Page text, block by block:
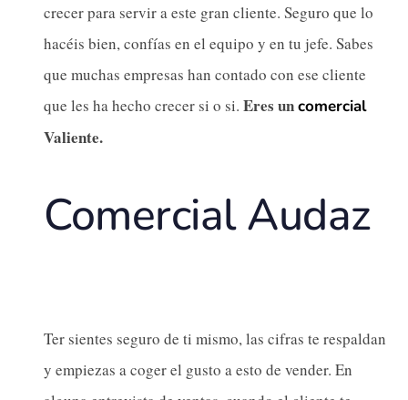
crecer para servir a este gran cliente. Seguro que lo
hacéis bien, confías en el equipo y en tu jefe. Sabes
que muchas empresas han contado con ese cliente
que les ha hecho crecer si o si. Eres uncomercial
Valiente.
Comercial Audaz
Ter sientes seguro de ti mismo, las cifras te respaldan
y empiezas a coger el gusto a esto de vender. En